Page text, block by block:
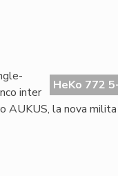
HeKo 772
inter
AUKUS, la nova